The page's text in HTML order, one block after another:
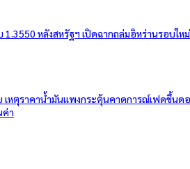
หลังสหรัฐฯ เปิดฉากถล่มอิหร่านรอบใหม่
เหตุราคาน้ำมันแพงกระตุ้นคาดการณ์เฟดขึ้นด
า